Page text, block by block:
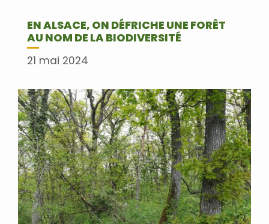
EN ALSACE, ON DÉFRICHE UNE FORÊT
AU NOM DE LA BIODIVERSITÉ
21 mai 2024